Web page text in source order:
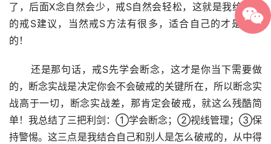
了，后面X念自然会少，戒S自然会轻松，这就是我给新人
的戒S建议，当然戒S方法有很多，适合自己的才是最好
的！
还是那句话，戒S先学会断念，这才是你当下需要做
的，断念实战是决定你会不会破戒的关键所在，所以断念实
战高于一切，断念实战差，那肯定会破戒，就这么残酷简
单！我总结了三把利剑：①学会断念；②视线管理；③保
持警惕。这三点是我结合自己和别人是怎么破戒的，从中得